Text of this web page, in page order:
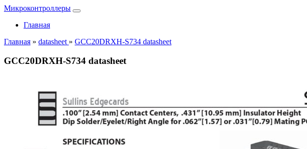
Микроконтроллеры
Главная
Главная » datasheet » GCC20DRXH-S734 datasheet
GCC20DRXH-S734 datasheet